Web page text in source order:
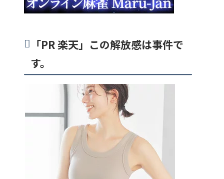
「PR 楽天」この解放感は事件で
す。